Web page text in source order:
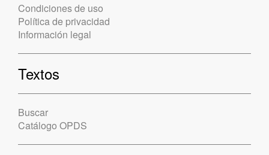
Condiciones de uso
Política de privacidad
Información legal
Textos
Buscar
Catálogo OPDS